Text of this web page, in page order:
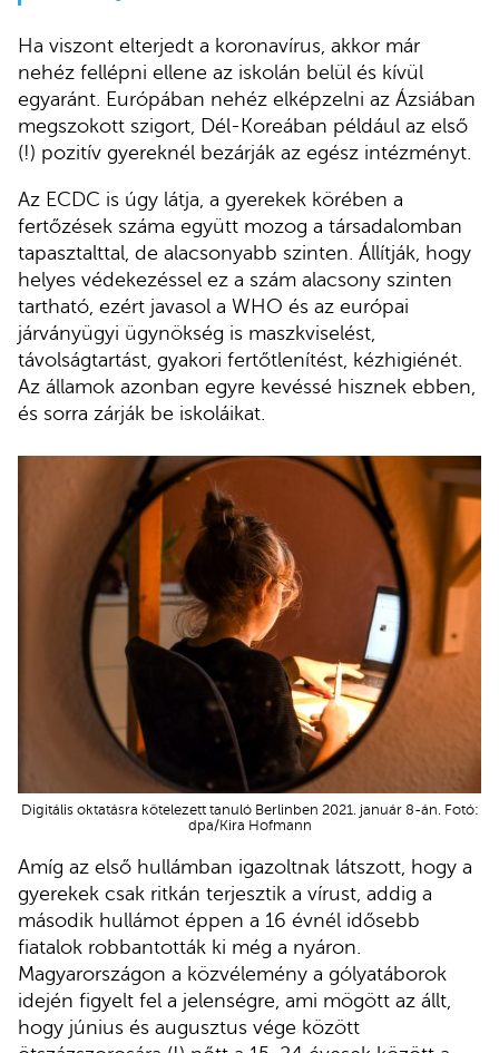
Ha viszont elterjedt a koronavírus, akkor már
nehéz fellépni ellene az iskolán belül és kívül
egyaránt. Európában nehéz elképzelni az Ázsiában
megszokott szigort, Dél-Koreában például az első
(!) pozitív gyereknél bezárják az egész intézményt.
Az ECDC is úgy látja, a gyerekek körében a
fertőzések száma együtt mozog a társadalomban
tapasztalttal, de alacsonyabb szinten. Állítják, hogy
helyes védekezéssel ez a szám alacsony szinten
tartható, ezért javasol a WHO és az európai
járványügyi ügynökség is maszkviselést,
távolságtartást, gyakori fertőtlenítést, kézhigiénét.
Az államok azonban egyre kevéssé hisznek ebben,
és sorra zárják be iskoláikat.
Digitális oktatásra kötelezett tanuló Berlinben 2021. január 8-án. Fotó:
dpa/Kira Hofmann
Amíg az első hullámban igazoltnak látszott, hogy a
gyerekek csak ritkán terjesztik a vírust, addig a
második hullámot éppen a 16 évnél idősebb
fiatalok robbantották ki még a nyáron.
Magyarországon a közvélemény a gólyatáborok
idején figyelt fel a jelenségre, ami mögött az állt,
hogy június és augusztus vége között